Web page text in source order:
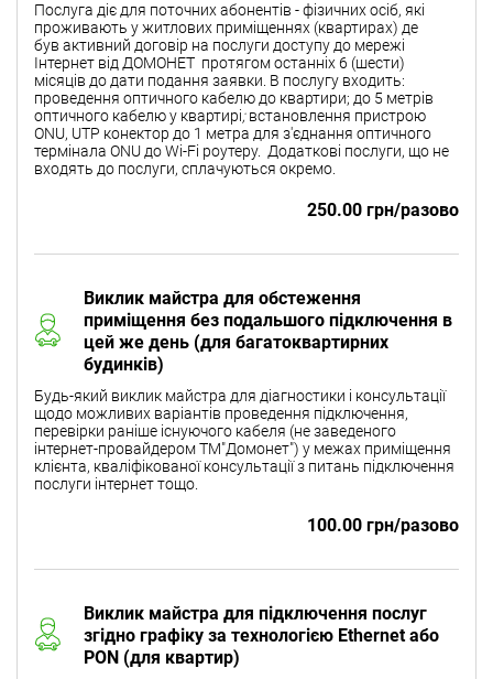
Послуга діє для поточних абонентів - фізичних осіб, які
проживають у житлових приміщеннях (квартирах) де
був активний договір на послуги доступу до мережі
Інтернет від ДОМОНЕТ протягом останніх 6 (шести)
місяців до дати подання заявки. В послугу входить:
проведення оптичного кабелю до квартири; до 5 метрів
оптичного кабелю у квартирі;встановлення пристрою
ONU, UTP конектор до 1 метра для з'єднання оптичного
термінала ONU до Wi-Fi роутеру. Додаткові послуги, що не
входять до послуги, сплачуються окремо.
250.00 грн/разово
Виклик майстра для обстеження
приміщення без подальшого підключення в
цей же день (для багатоквартирних
будинків)
Будь-який виклик майстра для діагностики і консультації
щодо можливих варіантів проведення підключення,
перевірки раніше існуючого кабеля (не заведеного
інтернет-провайдером ТМ"Домонет") у межах приміщення
клієнта, кваліфікованої консультації з питань підключення
послуги інтернет тощо.
100.00 грн/разово
Виклик майстра для підключення послуг
згідно графіку за технологією Ethernet або
PON (для квартир)